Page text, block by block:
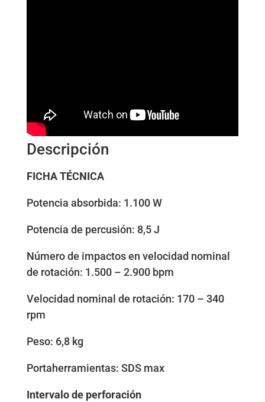
Descripción
FICHA TÉCNICA
Potencia absorbida: 1.100 W
Potencia de percusión: 8,5 J
Número de impactos en velocidad nominal
de rotación: 1.500 – 2.900 bpm
Velocidad nominal de rotación: 170 – 340
rpm
Peso: 6,8 kg
Portaherramientas: SDS max
Intervalo de perforación